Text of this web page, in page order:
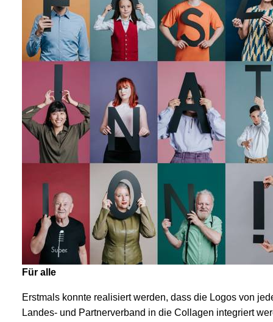
Für alle
Erstmals konnte realisiert werden, dass die Logos von
Landes- und Partnerverband in die Collagen integriert